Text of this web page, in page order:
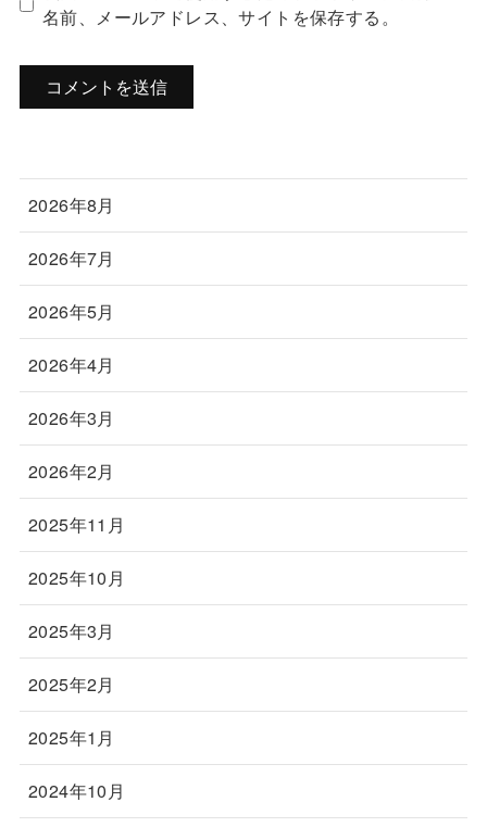
名前、メールアドレス、サイトを保存する。
2026年8月
2026年7月
2026年5月
2026年4月
2026年3月
2026年2月
2025年11月
2025年10月
2025年3月
2025年2月
2025年1月
2024年10月